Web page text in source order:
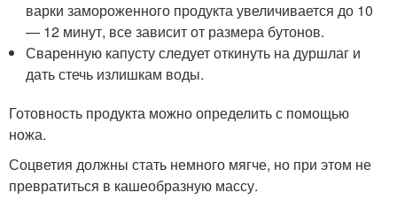
варки замороженного продукта увеличивается до 10
— 12 минут, все зависит от размера бутонов.
Сваренную капусту следует откинуть на дуршлаг и
дать стечь излишкам воды.
Готовность продукта можно определить с помощью
ножа.
Соцветия должны стать немного мягче, но при этом не
превратиться в кашеобразную массу.